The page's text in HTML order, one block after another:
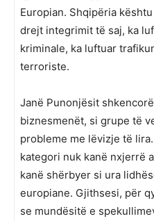
Europian. Shqipëria
drejt integrimit të saj, ka
kriminale, ka luftuar
terroriste.
Janë Punonjësit
biznesmenët, si grupe të
probleme me lëvizje të
kategori nuk kanë nxjerrë
kanë shërbyer si ura
europiane. Gjithsesi, për
se mundësitë e